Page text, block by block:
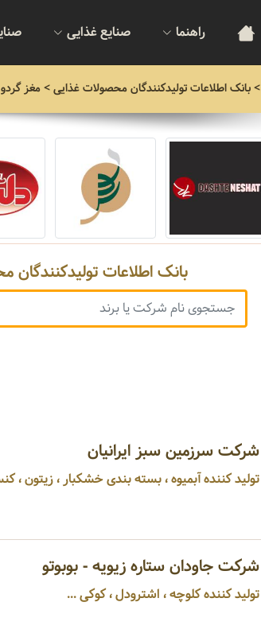
راهنما صنایع غذایی
>بانک اطلاعات تولیدکنندگان محصولات غذایی> مغز گردو
بانک اطلاعات تولیدکنندگان
شرکت سرزمین سبز ایرانیان
تولید کننده آبمیوه ، بسته بندی خشکبار ، زیتون ،
شرکت جاودان ستاره زیویه - بوبوتو
تولید کننده کلوچه ، اشترودل ، کوکی ...